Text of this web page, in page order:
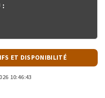
:
ET DISPONIBILITÉ
10:46:43